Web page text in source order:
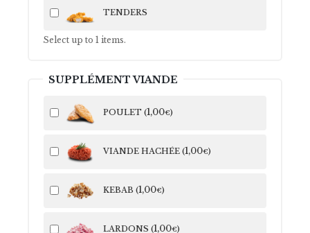
TENDERS
Select up to 1 items.
SUPPLÉMENT VIANDE
POULET (1 ,00€)
VIANDE HACHÉE (1 ,00€)
KEBAB (1 ,00€)
LARDONS (1 ,00€)